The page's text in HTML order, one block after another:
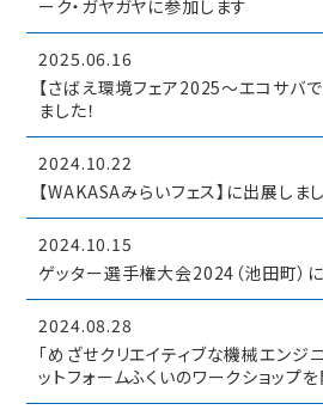
ーク・ガヤガヤに参加します
2025.06.16
【さばえ環境フェア2025～エコサバ
ました！
2024.10.22
【WAKASAみらいフェス】に出展しまし
2024.10.15
ゲッター選手権大会2024（池田町）
2024.08.28
「めざせクリエイティブな機械エンジ
ットフォームふくいのワークショップ